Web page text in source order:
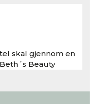
skal gjennom en
Beauty